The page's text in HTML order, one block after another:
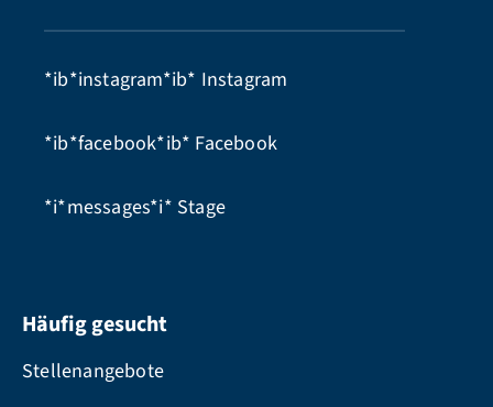
*ib*instagram*ib* Instagram
*ib*facebook*ib* Facebook
*i*messages*i* Stage
Häufig gesucht
Stellenangebote